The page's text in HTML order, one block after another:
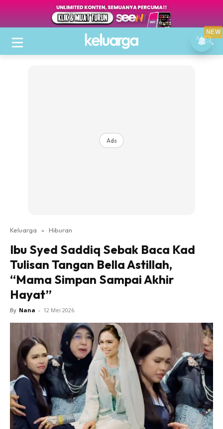
Ads
Keluarga » Hiburan
Ibu Syed Saddiq Sebak Baca Kad
Tulisan Tangan Bella Astillah,
“Mama Simpan Sampai Akhir
Hayat”
By Nana - 12 Mei 2026
NEW